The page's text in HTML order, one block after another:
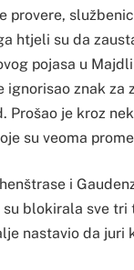
provere,
htjeli su da
pojasa u
ignorisao znak za
Prošao je kroz
su veoma
i
blokirala sve tri
nastavio da juri